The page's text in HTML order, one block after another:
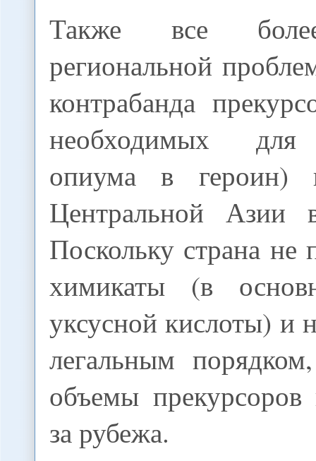
Также все
региональной
контрабанда
необходимых для
опиума в героин)
Центральной Азии
Поскольку страна не
химикаты (в
уксусной кислоты) и
легальным
объемы
за рубежа.